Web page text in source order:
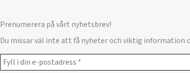
Prenumerera på vårt nyhetsbrev!
Du missar väl inte att få nyheter och viktig information